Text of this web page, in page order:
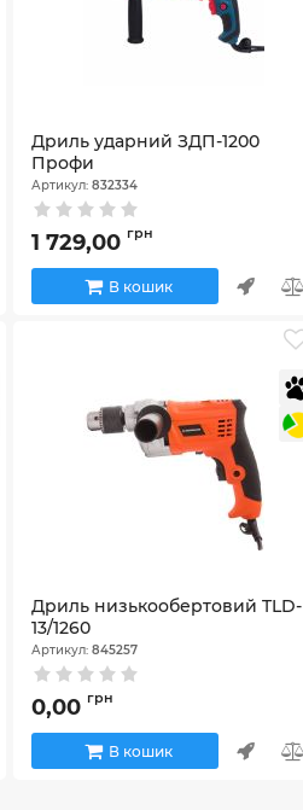
Дриль ударний ЗДП-1200
Профи
Артикул:832334
1 729,00 грн
В кошик
Дриль низькообертовий TLD-
13/1260
Артикул:845257
0,00 грн
В кошик